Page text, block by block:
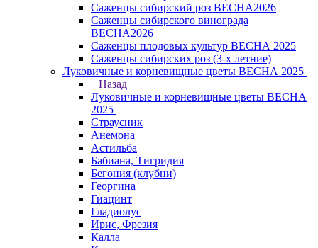
Саженцы сибирский роз ВЕСНА2026
Саженцы сибирского винограда
ВЕСНА2026
Саженцы плодовых культур ВЕСНА 2025
Саженцы сибирских роз (3-х летние)
Луковичные и корневищные цветы ВЕСНА 2025
Назад
Луковичные и корневищные цветы ВЕСНА
2025
Страусник
Анемона
Астильба
Бабиана, Тигридия
Бегония (клубни)
Георгина
Гиацинт
Гладиолус
Ирис, Фрезия
Калла